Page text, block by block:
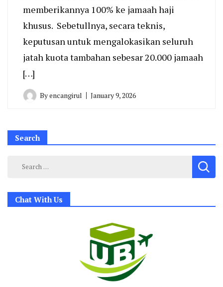
memberikannya 100% ke jamaah haji
khusus. Sebetullnya, secara teknis,
keputusan untuk mengalokasikan seluruh
jatah kuota tambahan sebesar 20.000 jamaah
[…]
Byencangirul January 9, 2026
Search
Search
Chat With Us